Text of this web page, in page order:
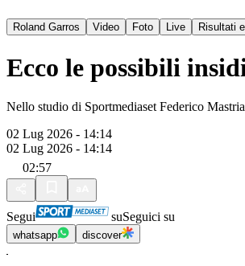
Roland Garros Video Foto Live Risultati
Ecco le possibili
Nello studio di Sportmediaset Federico
02 Lug 2026 - 14:14
02 Lug 2026 - 14:14
02:57
Segui suSeguici su
whatsapp discover